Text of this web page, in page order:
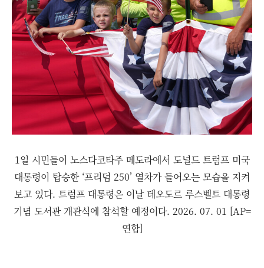
1일 시민들이 노스다코타주 메도라에서 도널드 트럼프 미국
대통령이 탑승한 ‘프리덤 250’ 열차가 들어오는 모습을 지켜
보고 있다. 트럼프 대통령은 이날 테오도르 루스벨트 대통령
기념 도서관 개관식에 참석할 예정이다. 2026. 07. 01 [AP=
연합]